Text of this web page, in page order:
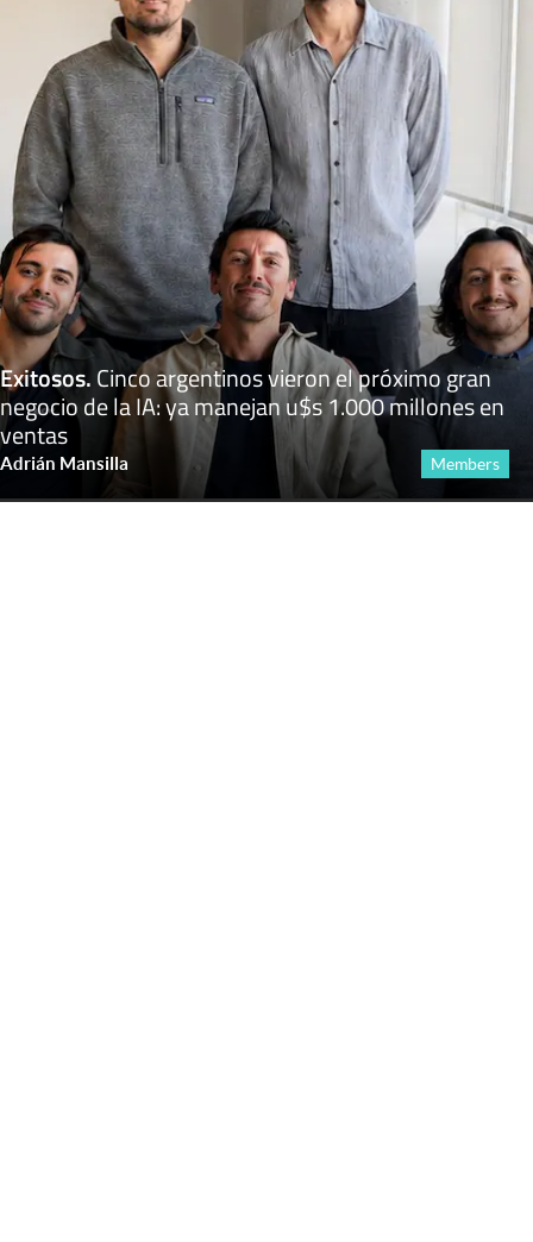
Exitosos.Cinco argentinos vieron el próximo gran
negocio de la IA: ya manejan u$s 1.000 millones en
ventas
Adrián Mansilla Members